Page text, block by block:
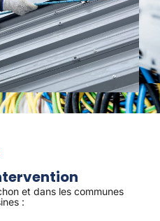
et dans les communes
: